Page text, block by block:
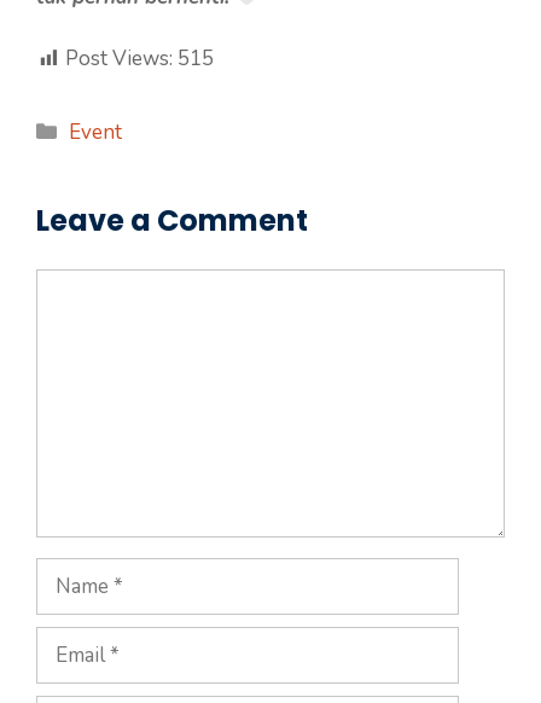
Post Views: 515
Categories
Event
Leave a Comment
Name
Email